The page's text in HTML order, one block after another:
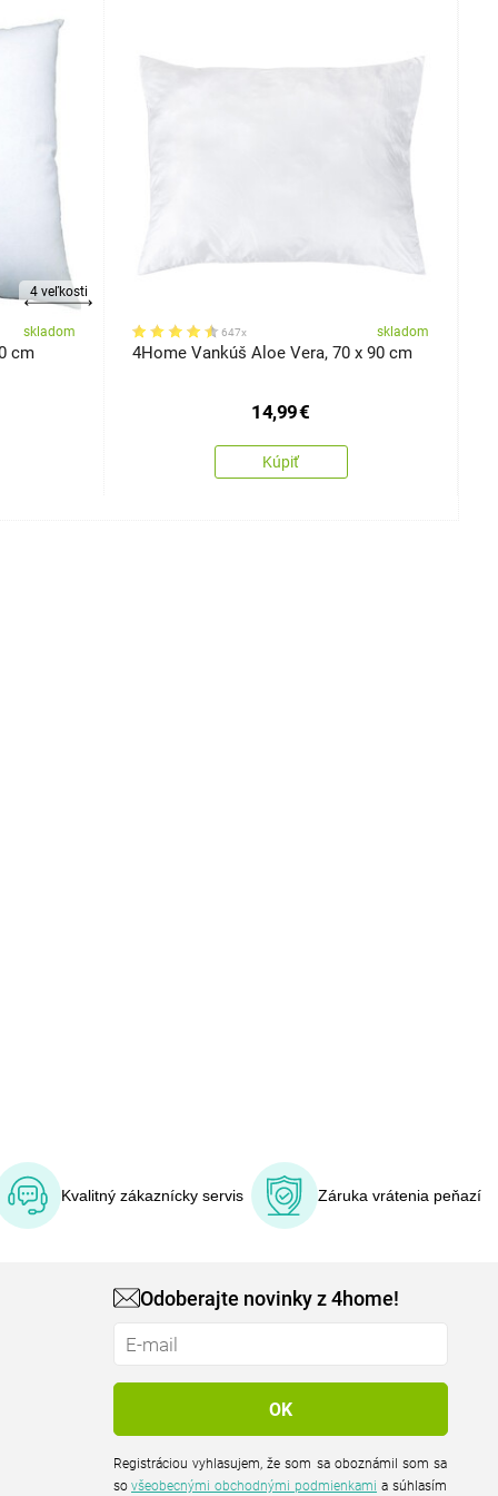
4 veľkosti
skladom
cm
647x skladom
4Home Vankúš Aloe Vera, 70 x 90 cm
14,99€
Kúpiť
Kvalitný zákaznícky servis Záruka vrátenia peňazí
Odoberajte novinky z 4home!
Registráciou vyhlasujem, že som sa oboznámil som sa
sovšeobecnými obchodnými podmienkami a súhlasím